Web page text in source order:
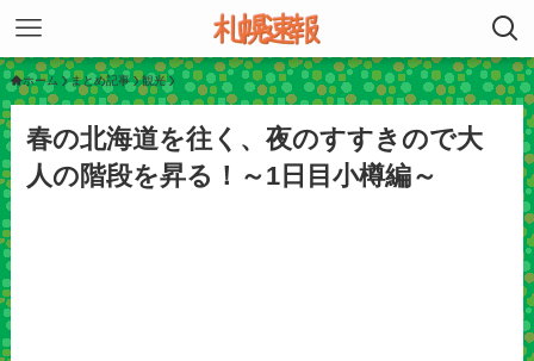
ホーム まとめ記事 観光
春の北海道を往く、夜のすすきので大
人の階段を昇る！～1日目小樽編～